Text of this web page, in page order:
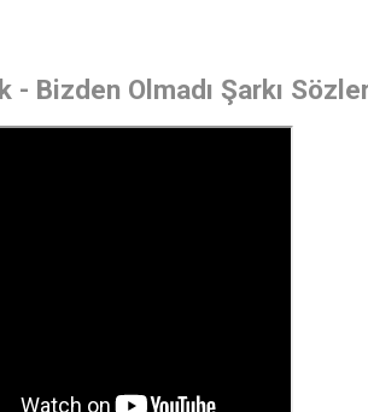
Bizden Olmadı Şarkı